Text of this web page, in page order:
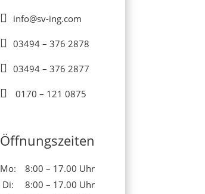
 info@sv-ing.com
 03494 – 376 2878
 03494 – 376 2877
 0170 – 121 0875
Öffnungszeiten
Mo:
8:00 – 17.00 Uhr
Di:
8:00 – 17.00 Uhr